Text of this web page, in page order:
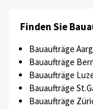
Finden Sie
Bauaufträge
Bauaufträge
Bauaufträge
Bauaufträge
Bauaufträge